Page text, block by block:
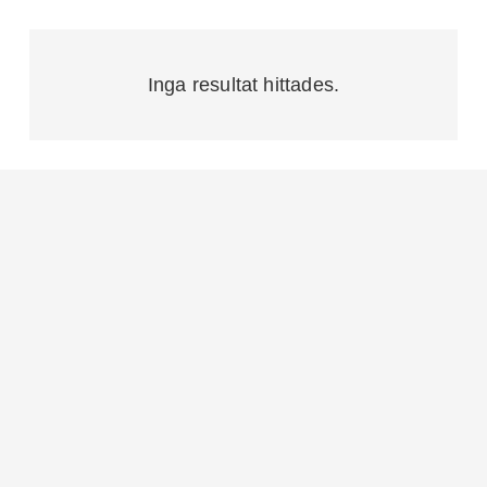
Inga resultat hittades.